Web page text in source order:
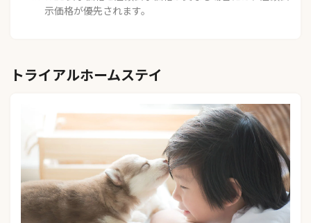
示価格が優先されます。
トライアルホームステイ